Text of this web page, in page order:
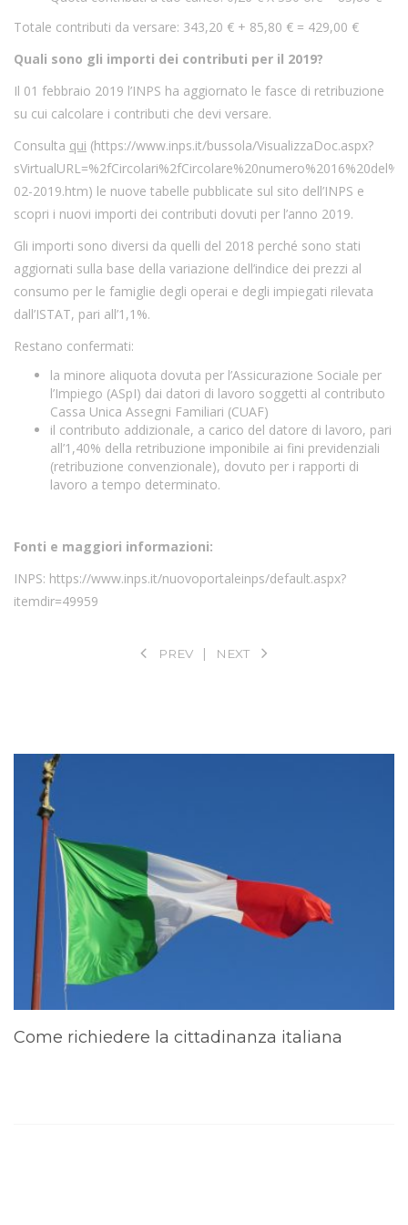
Totale contributi da versare: 343,20 € + 85,80 € = 429,00 €
Quali sono gli importi dei contributi per il 2019?
Il 01 febbraio 2019 l’INPS ha aggiornato le fasce di retribuzione
su cui calcolare i contributi che devi versare.
Consulta qui (https://www.inps.it/bussola/VisualizzaDoc.aspx?
02-2019.htm) le nuove tabelle pubblicate sul sito dell’INPS e
scopri i nuovi importi dei contributi dovuti per l’anno 2019.
Gli importi sono diversi da quelli del 2018 perché sono stati
aggiornati sulla base della variazione dell’indice dei prezzi al
consumo per le famiglie degli operai e degli impiegati rilevata
dall’ISTAT, pari all’1,1%.
Restano confermati:
la minore aliquota dovuta per l’Assicurazione Sociale per
l’Impiego (ASpI) dai datori di lavoro soggetti al contributo
Cassa Unica Assegni Familiari (CUAF)
il contributo addizionale, a carico del datore di lavoro, pari
all’1,40% della retribuzione imponibile ai fini previdenziali
(retribuzione convenzionale), dovuto per i rapporti di
lavoro a tempo determinato.
Fonti e maggiori informazioni:
INPS: https://www.inps.it/nuovoportaleinps/default.aspx?
itemdir=49959
PREV NEXT
Come richiedere la cittadinanza italiana